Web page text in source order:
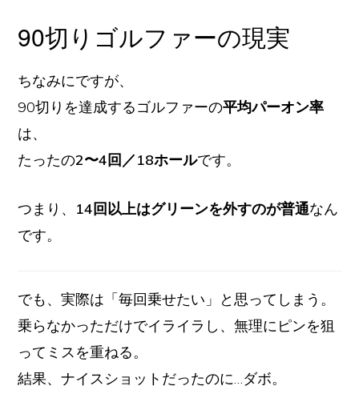
90切りゴルファーの現実
ちなみにですが、
90切りを達成するゴルファーの平均パーオン率
は、
たったの2〜4回／18ホールです。
つまり、 14回以上はグリーンを外すのが普通なん
です。
でも、実際は「毎回乗せたい」と思ってしまう。
乗らなかっただけでイライラし、無理にピンを狙
ってミスを重ねる。
結果、ナイスショットだったのに…ダボ。